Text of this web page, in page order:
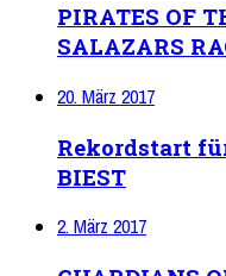
PIRATES OF
SALAZARS
20. März 2017
Rekordstart
BIEST
2. März 2017